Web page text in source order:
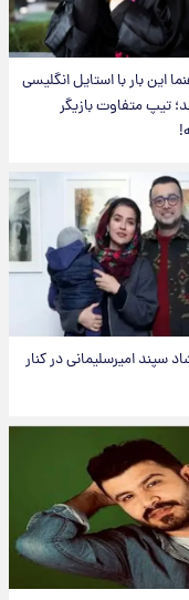
این بار با استایل انگلیسی
تیپ متفاوت بازیگر
سپند امیرسلیمانی در کنار